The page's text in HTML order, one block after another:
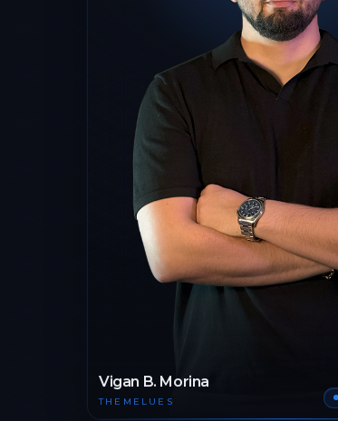
Vigan B. Morina
THEMELUES